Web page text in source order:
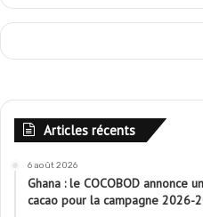
Articles récents
6 août 2026
Ghana : le COCOBOD annonce
cacao pour la campagne 2026-